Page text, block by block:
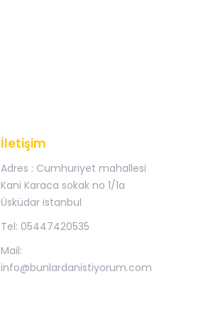
İletişim
Adres : Cumhuriyet mahallesi
Kani Karaca sokak no 1/1a
Üsküdar istanbul
Tel: 05447420535
Mail:
info@bunlardanistiyorum.com